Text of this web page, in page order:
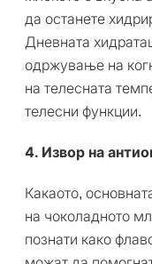
да останете
Дневната
одржување на
на телесната
телесни функции.
4. Извор на
Какаото,
на чоколадното
познати како